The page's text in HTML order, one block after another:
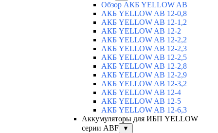
Обзор АКБ YELLOW AB
АКБ YELLOW AB 12-0,8
АКБ YELLOW AB 12-1,2
АКБ YELLOW AB 12-2
АКБ YELLOW AB 12-2,2
АКБ YELLOW AB 12-2,3
АКБ YELLOW AB 12-2,5
АКБ YELLOW AB 12-2,8
АКБ YELLOW AB 12-2,9
АКБ YELLOW AB 12-3,2
АКБ YELLOW AB 12-4
АКБ YELLOW AB 12-5
АКБ YELLOW AB 12-6,3
Аккумуляторы для ИБП YELLOW
серии ABF
▼